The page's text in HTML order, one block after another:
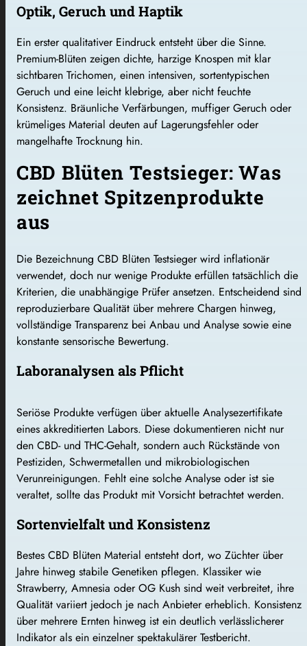
Optik, Geruch und Haptik
Ein erster qualitativer Eindruck entsteht über die Sinne.
Premium-Blüten zeigen dichte, harzige Knospen mit klar
sichtbaren Trichomen, einen intensiven, sortentypischen
Geruch und eine leicht klebrige, aber nicht feuchte
Konsistenz. Bräunliche Verfärbungen, muffiger Geruch oder
krümeliges Material deuten auf Lagerungsfehler oder
mangelhafte Trocknung hin.
CBD Blüten Testsieger: Was
zeichnet Spitzenprodukte
aus
Die Bezeichnung CBD Blüten Testsieger wird inflationär
verwendet, doch nur wenige Produkte erfüllen tatsächlich die
Kriterien, die unabhängige Prüfer ansetzen. Entscheidend sind
reproduzierbare Qualität über mehrere Chargen hinweg,
vollständige Transparenz bei Anbau und Analyse sowie eine
konstante sensorische Bewertung.
Laboranalysen als Pflicht
Seriöse Produkte verfügen über aktuelle Analysezertifikate
eines akkreditierten Labors. Diese dokumentieren nicht nur
den CBD- und THC-Gehalt, sondern auch Rückstände von
Pestiziden, Schwermetallen und mikrobiologischen
Verunreinigungen. Fehlt eine solche Analyse oder ist sie
veraltet, sollte das Produkt mit Vorsicht betrachtet werden.
Sortenvielfalt und Konsistenz
Bestes CBD Blüten Material entsteht dort, wo Züchter über
Jahre hinweg stabile Genetiken pflegen. Klassiker wie
Strawberry, Amnesia oder OG Kush sind weit verbreitet, ihre
Qualität variiert jedoch je nach Anbieter erheblich. Konsistenz
über mehrere Ernten hinweg ist ein deutlich verlässlicherer
Indikator als ein einzelner spektakulärer Testbericht.